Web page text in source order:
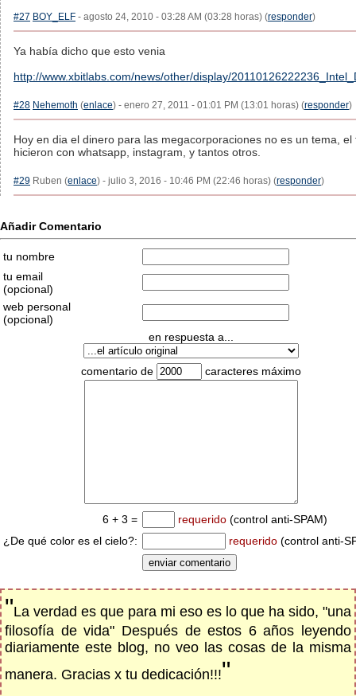
#27 BOY_ELF - agosto 24, 2010 - 03:28 AM (03:28 horas) (responder)
Ya había dicho que esto venia
http://www.xbitlabs.com/news/other/display/
#28 Nehemoth (enlace) - enero 27, 2011 - 01:01 PM (13:01 horas) (responder)
Hoy en dia el dinero para las megacorporaciones no es un tema,
hicieron con whatsapp, instagram, y tantos otros.
#29 Ruben (enlace) - julio 3, 2016 - 10:46 PM (22:46 horas) (responder)
Añadir Comentario
tu nombre
tu email
(opcional)
web personal
(opcional)
en respuesta a...
comentario de caracteres máximo
6 + 3 = requerido (control anti-SPAM)
¿De qué color es el cielo?:
requerido (control anti-
"La verdad es que para mi eso es lo que ha sido, "una
filosofía de vida" Después de estos 6 años leyendo
diariamente este blog, no veo las cosas de la misma
manera. Gracias x tu dedicación!!!"